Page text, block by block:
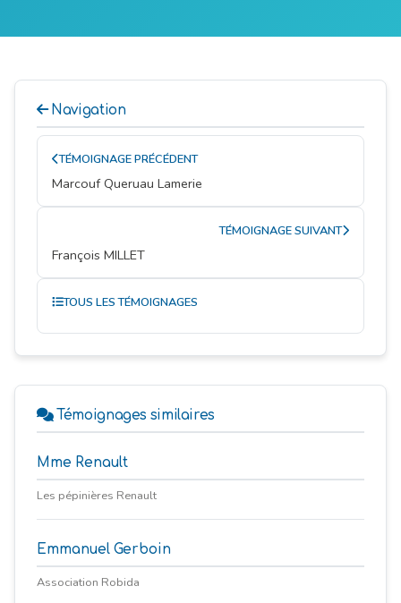
Navigation
TÉMOIGNAGE PRÉCÉDENT
Marcouf Queruau Lamerie
TÉMOIGNAGE SUIVANT
François MILLET
TOUS LES TÉMOIGNAGES
Témoignages similaires
Mme Renault
Les pépinières Renault
Emmanuel Gerboin
Association Robida